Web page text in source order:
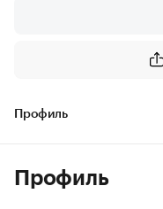
Профиль
Профиль